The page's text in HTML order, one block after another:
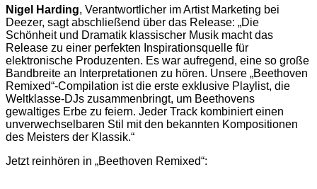
Nigel Harding, Verantwortlicher im Artist Marketing bei
Deezer, sagt abschließend über das Release: „Die
Schönheit und Dramatik klassischer Musik macht das
Release zu einer perfekten Inspirationsquelle für
elektronische Produzenten. Es war aufregend, eine so große
Bandbreite an Interpretationen zu hören. Unsere „Beethoven
Remixed“-Compilation ist die erste exklusive Playlist, die
Weltklasse-DJs zusammenbringt, um Beethovens
gewaltiges Erbe zu feiern. Jeder Track kombiniert einen
unverwechselbaren Stil mit den bekannten Kompositionen
des Meisters der Klassik.“
Jetzt reinhören in „Beethoven Remixed“: